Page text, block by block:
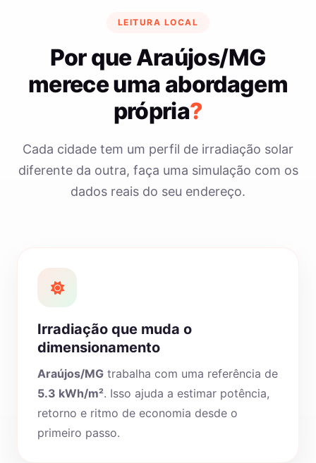
LEITURA LOCAL
Por que Araújos/MG
merece uma abordagem
própria?
Cada cidade tem um perfil de irradiação solar
diferente da outra, faça uma simulação com os
dados reais do seu endereço.
Irradiação que muda o
dimensionamento
Araújos/MG trabalha com uma referência de
5.3 kWh/m². Isso ajuda a estimar potência,
retorno e ritmo de economia desde o
primeiro passo.